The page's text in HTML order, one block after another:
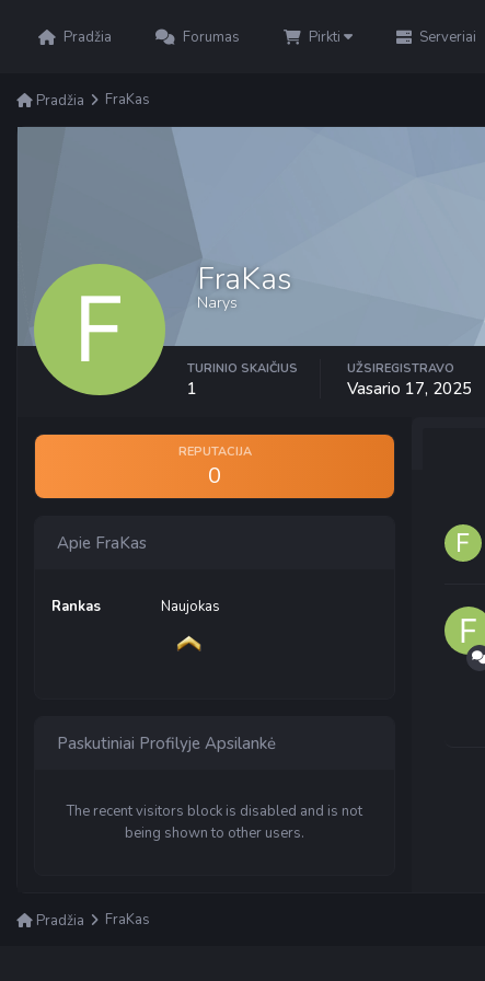
Pradžia Forumas Pirkti Serveriai
Pradžia FraKas
FraKas
Narys
TURINIO SKAIČIUS
1
UŽSIREGISTRAVO
Vasario 17, 2025
REPUTACIJA
0
Apie FraKas
Rankas Naujokas
Paskutiniai Profilyje Apsilankė
The recent visitors block is disabled and is not
being shown to other users.
Pradžia FraKas